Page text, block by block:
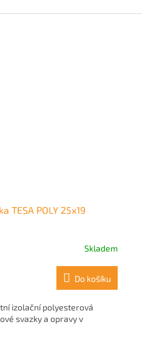
TESA POLY 25x19
Skladem
Do košíku
izolační polyesterová
svazky a opravy v